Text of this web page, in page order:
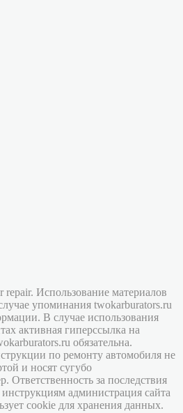
repair. Использование материалов
упоминания twokarburators.ru
В случае использования
активная гиперссылка на
обязательна.
по ремонту автомобиля не
и носят сугубо
Ответственность за последствия
администрация сайта
cookie для хранения данных.